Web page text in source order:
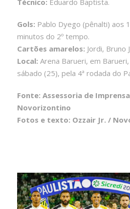
Gols: Pablo Dyego (pênalti) aos
minutos do 2º tempo.
Cartões amarelos: Jordi, Bruno
Local: Arena Barueri, em
sábado (25), pela 4ª rodada do
Fonte: Assessoria de
Novorizontino
Fotos e texto: Ozzair Jr. /